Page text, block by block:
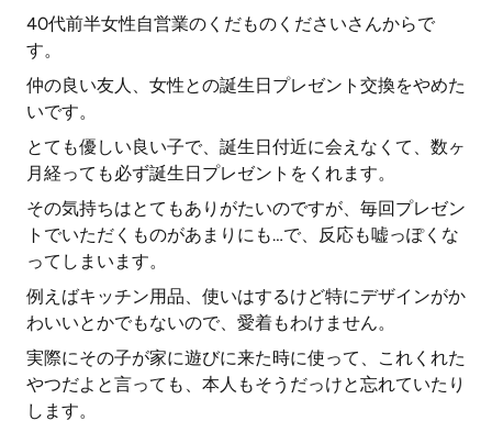
40代前半女性自営業のくだものくださいさんからで
す。
仲の良い友人、女性との誕生日プレゼント交換をやめた
いです。
とても優しい良い子で、誕生日付近に会えなくて、数ヶ
月経っても必ず誕生日プレゼントをくれます。
その気持ちはとてもありがたいのですが、毎回プレゼン
トでいただくものがあまりにも…で、反応も嘘っぽくな
ってしまいます。
例えばキッチン用品、使いはするけど特にデザインがか
わいいとかでもないので、愛着もわけません。
実際にその子が家に遊びに来た時に使って、これくれた
やつだよと言っても、本人もそうだっけと忘れていたり
します。